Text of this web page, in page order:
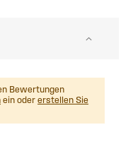
Bewertungen
ein oder erstellen Sie